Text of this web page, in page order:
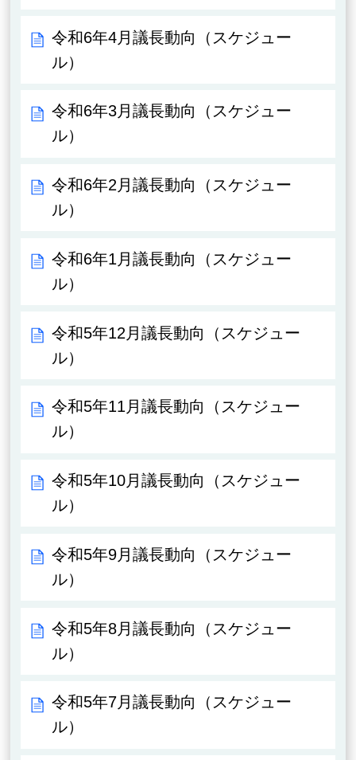
令和6年4月議長動向（スケジュー
ル）
令和6年3月議長動向（スケジュー
ル）
令和6年2月議長動向（スケジュー
ル）
令和6年1月議長動向（スケジュー
ル）
令和5年12月議長動向（スケジュー
ル）
令和5年11月議長動向（スケジュー
ル）
令和5年10月議長動向（スケジュー
ル）
令和5年9月議長動向（スケジュー
ル）
令和5年8月議長動向（スケジュー
ル）
令和5年7月議長動向（スケジュー
ル）